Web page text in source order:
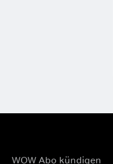
WOW Abo kündigen